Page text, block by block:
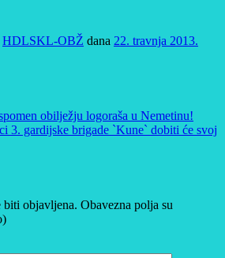
HDLSKL-OBŽ dana 22. travnja 2013.
obilježju logoraša u Nemetinu!
3. gardijske brigade `Kune` dobiti će svoj
biti objavljena. Obavezna polja su